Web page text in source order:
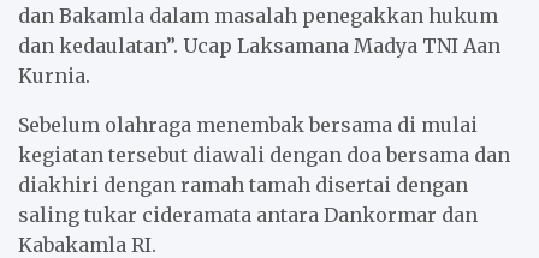
dan Bakamla dalam masalah penegakkan hukum
dan kedaulatan”. Ucap Laksamana Madya TNI Aan
Kurnia.
Sebelum olahraga menembak bersama di mulai
kegiatan tersebut diawali dengan doa bersama dan
diakhiri dengan ramah tamah disertai dengan
saling tukar cideramata antara Dankormar dan
Kabakamla RI.